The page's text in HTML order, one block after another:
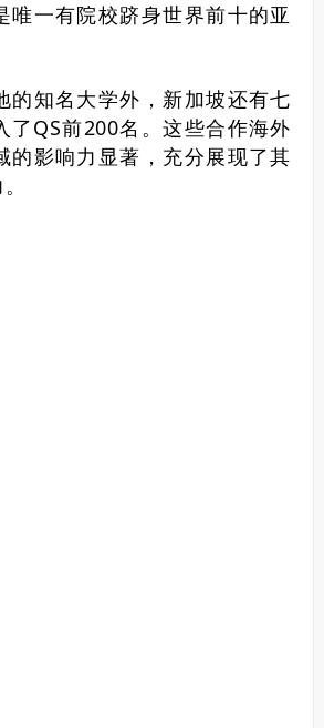
唯一有院校跻身世界前十的亚
的知名大学外，新加坡还有七
了QS前200名。这些合作海外
的影响力显著，充分展现了其